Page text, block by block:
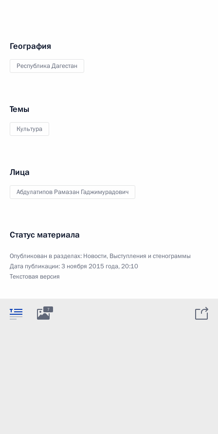
География
Республика Дагестан
Темы
Культура
Лица
Абдулатипов Рамазан Гаджимурадович
Статус материала
Опубликован в разделах: Новости, Выступления и стенограммы
Дата публикации:3 ноября 2015 года, 20:10
Текстовая версия
7